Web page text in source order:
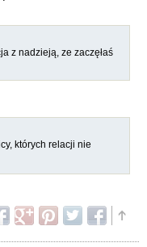
z nadzieją, ze zaczęłaś
których relacji nie